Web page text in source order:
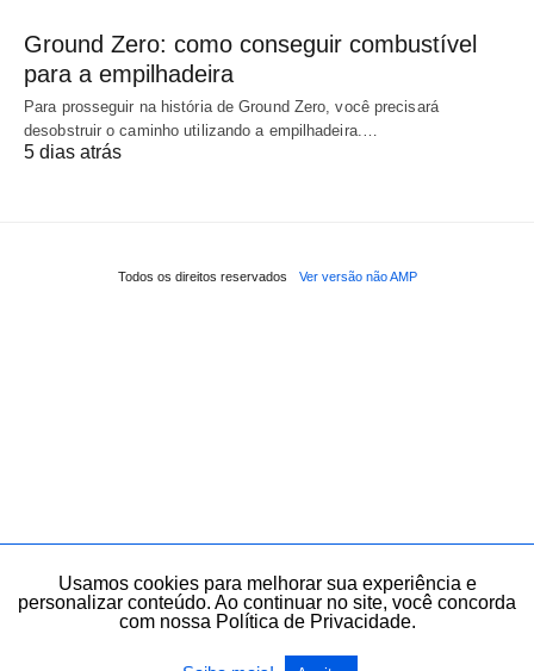
Ground Zero: como conseguir combustível
para a empilhadeira
Para prosseguir na história de Ground Zero, você precisará
desobstruir o caminho utilizando a empilhadeira.…
5 dias atrás
Todos os direitos reservados Ver versão não AMP
Usamos cookies para melhorar sua experiência e
personalizar conteúdo. Ao continuar no site, você concorda
com nossa Política de Privacidade.